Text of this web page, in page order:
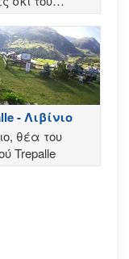
San Rocco
- Λιβίνιο
θέα του
Trepalle